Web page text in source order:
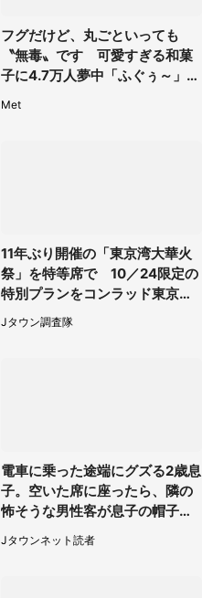
フグだけど、丸ごといっても
〝無毒〟です 可愛すぎる和菓
子に4.7万人夢中「ふぐぅ～」
Met
11年ぶり開催の「東京湾大華火
祭」を特等席で 10／24限定の
特別プランをコンラッド東京が
販売【8／3～10／16】
Jタウン調査隊
電車に乗った途端にグズる2歳息
子。空いた席に座ったら、隣の
怖そうな男性客が息子の帽子に
手を伸ばし（千葉県・40代女
性）
Jタウンネット読者